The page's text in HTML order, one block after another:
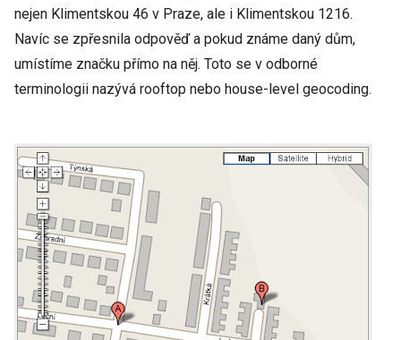
nejen Klimentskou 46 v Praze, ale i Klimentskou 1216.
Navíc se zpřesnila odpověď a pokud známe daný dům,
umístíme značku přímo na něj. Toto se v odborné
terminologii nazývá rooftop nebo house-level geocoding.